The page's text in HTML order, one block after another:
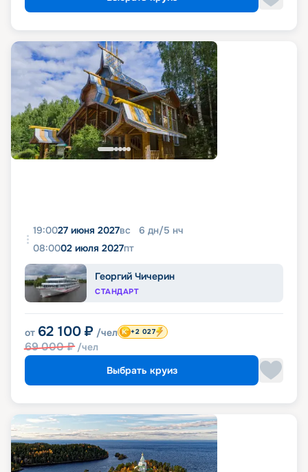
19:0027 июня 2027вс 6 дн/5 нч
08:0002 июля 2027пт
Георгий Чичерин
СТАНДАРТ
от 62 100 ₽ /чел
69 000₽ /чел
+2 027
Выбрать круиз